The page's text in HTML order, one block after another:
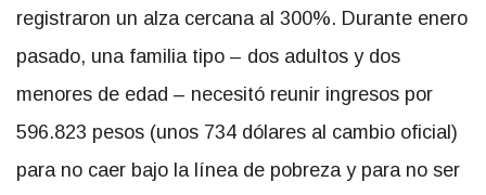
registraron un alza cercana al 300%. Durante enero
pasado, una familia tipo – dos adultos y dos
menores de edad – necesitó reunir ingresos por
596.823 pesos (unos 734 dólares al cambio oficial)
para no caer bajo la línea de pobreza y para no ser